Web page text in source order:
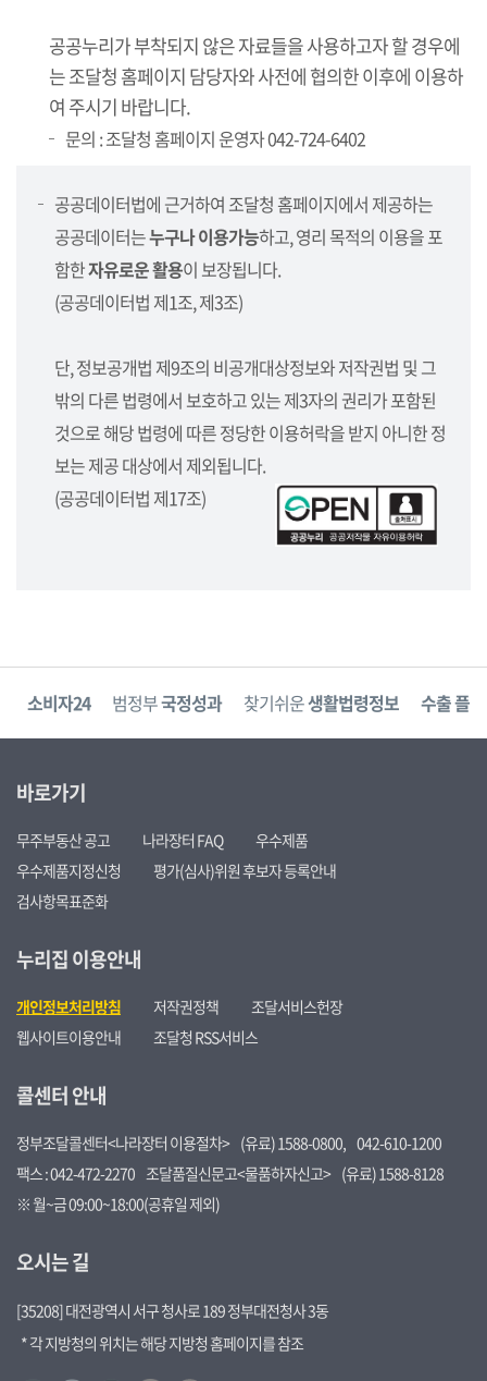
공공누리가 부착되지 않은 자료들을 사용하고자 할 경우에
는 조달청 홈페이지 담당자와 사전에 협의한 이후에 이용하
여 주시기 바랍니다.
문의 : 조달청 홈페이지 운영자 042-724-6402
공공데이터법에 근거하여 조달청 홈페이지에서 제공하는
공공데이터는누구나 이용가능하고, 영리 목적의 이용을 포
함한자유로운 활용이 보장됩니다.
(공공데이터법 제1조, 제3조)
단, 정보공개법 제9조의 비공개대상정보와 저작권법 및 그
밖의 다른 법령에서 보호하고 있는 제3자의 권리가 포함된
것으로 해당 법령에 따른 정당한 이용허락을 받지 아니한 정
보는 제공 대상에서 제외됩니다.
(공공데이터법 제17조)
소비자24 범정부국정성과 찾기쉬운생활법령정보 수출 플
바로가기
무주부동산 공고 나라장터 FAQ
우수제품
우수제품지정신청
평가(심사)위원 후보자 등록안내
검사항목표준화
누리집 이용안내
개인정보처리방침 저작권정책
조달서비스헌장
웹사이트이용안내
조달청 RSS서비스
콜센터 안내
정부조달콜센터<나라장터 이용절차> (유료) 1588-0800, 042-610-1200
팩스 : 042-472-2270 조달품질신문고<물품하자신고> (유료) 1588-8128
※ 월~금 09:00~18:00(공휴일 제외)
오시는 길
[35208] 대전광역시 서구 청사로 189 정부대전청사 3동
* 각 지방청의 위치는 해당 지방청 홈페이지를 참조